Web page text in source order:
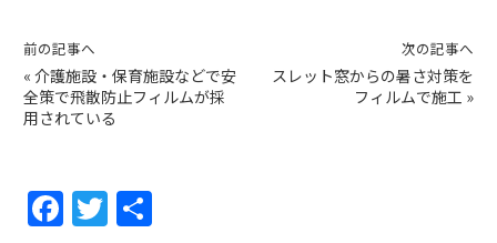
前の記事へ
« 介護施設・保育施設などで安
全策で飛散防止フィルムが採
用されている
次の記事へ
スレット窓からの暑さ対策を
フィルムで施工 »
F T